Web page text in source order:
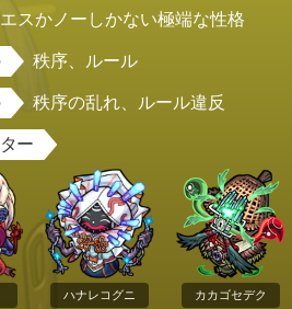
スかノーしかない極端な性格
秩序、ルール
秩序の乱れ、ルール違反
ー
ハナレコグニ カカゴセデク